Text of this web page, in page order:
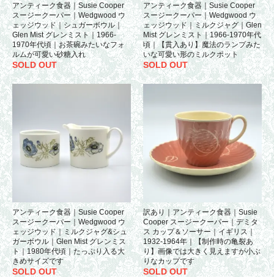
アンティーク食器｜Susie Cooper
スージークーパー｜Wedgwood ウ
ェッジウッド｜シュガーボウル｜
Glen Mist グレンミスト｜1966-
1970年代頃｜お茶碗みたいなフォ
ルムが可愛い砂糖入れ
SOLD OUT
アンティーク食器｜Susie Cooper
スージークーパー｜Wedgwood ウ
ェッジウッド｜ミルクジャグ｜Glen
Mist グレンミスト｜1966-1970年代
頃｜【貫入あり】魔法のランプみた
いな可愛い形のミルクポット
SOLD OUT
アンティーク食器｜Susie Cooper
スージークーパー｜Wedgwood ウ
ェッジウッド｜ミルクジャグ&シュ
ガーボウル｜Glen Mist グレンミス
ト｜1980年代頃｜たっぷり入る大
きめサイズです
SOLD OUT
訳あり｜アンティーク食器｜Susie
Cooper スージークーパー｜デミタ
ス カップ＆ソーサー｜イギリス｜
1932-1964年｜【制作時の亀裂あ
り】画像では大きく見えますが小ぶ
りなカップです
SOLD OUT